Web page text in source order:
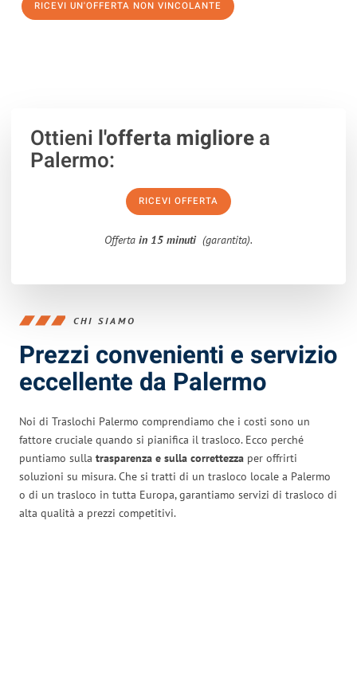
RICEVI UN'OFFERTA NON VINCOLANTE
Ottieni l'offerta migliorea
Palermo:
RICEVI OFFERTA
Offerta in 15 minuti (garantita).
CHI SIAMO
Prezzi convenienti e servizio
eccellente da Palermo
Noi di Traslochi Palermo comprendiamo che i costi sono un
fattore cruciale quando si pianifica il trasloco. Ecco perché
puntiamo sulla trasparenza e sulla correttezza per offrirti
soluzioni su misura. Che si tratti di un trasloco locale a Palermo
o di un trasloco in tutta Europa, garantiamo servizi di trasloco di
alta qualità a prezzi competitivi.